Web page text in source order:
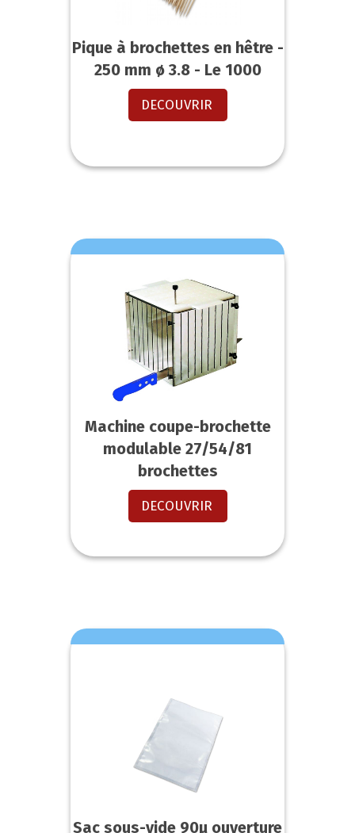
Pique à brochettes en hêtre -
250 mm ø 3.8 - Le 1000
DECOUVRIR
Machine coupe-brochette
modulable 27/54/81
brochettes
DECOUVRIR
Sac sous-vide 90µ ouverture